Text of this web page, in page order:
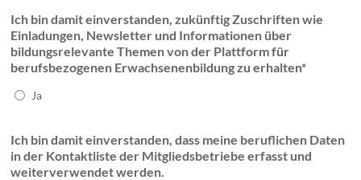
Ich bin damit einverstanden, zukünftig Zuschriften wie
Einladungen, Newsletter und Informationen über
bildungsrelevante Themen von der Plattform für
berufsbezogenen Erwachsenenbildung zu erhalten*
Ja
Ich bin damit einverstanden, dass meine beruflichen Daten
in der Kontaktliste der Mitgliedsbetriebe erfasst und
weiterverwendet werden.